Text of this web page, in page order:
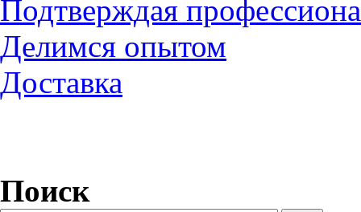
Подтверждая
Делимся опытом
Доставка
Поиск